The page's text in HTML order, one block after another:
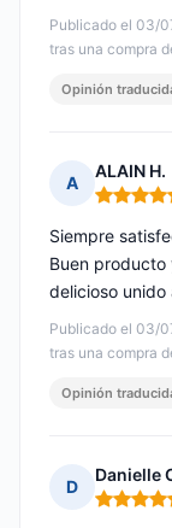
Publicado el 03/
tras una compra
Opinión
A
ALAIN H.
Nota: 5
Publicado el 03/
tras una compra
Siempre
Buen producto
delicioso unido
Opinión
D
Danielle
Nota: 5